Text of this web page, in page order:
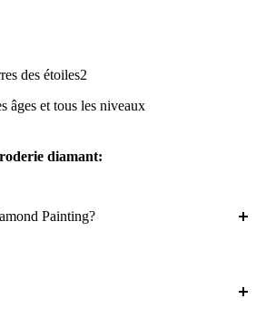
des étoiles2
âges et tous les niveaux
diamant:
Painting?